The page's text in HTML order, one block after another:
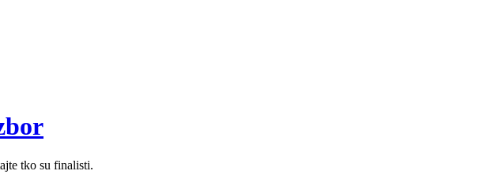
tko su finalisti.